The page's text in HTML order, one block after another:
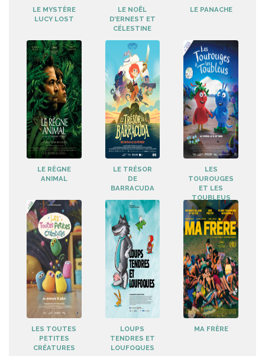
LE MYSTÈRE
LUCY LOST
LE NOËL
D’ERNEST ET
CÉLESTINE
LE PANACHE
LE RÈGNE
ANIMAL
LE TRÉSOR
DE
BARRACUDA
LES
TOUROUGES
ET LES
TOUBLEUS
LES TOUTES
PETITES
CRÉATURES
LOUPS
TENDRES ET
LOUFOQUES
MA FRÈRE